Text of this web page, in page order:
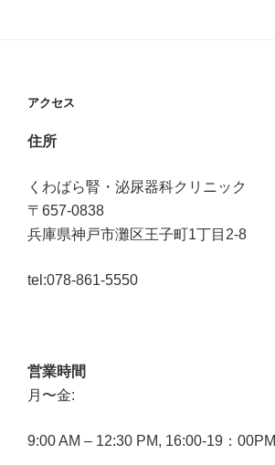
ゲ
ー
シ
ョ
アクセス
住所
くわばら腎・泌尿器科クリニック
〒657-0838
兵庫県神戸市灘区王子町1丁目2-8
tel:078-861-5550
営業時間
月〜金:
9:00 AM – 12:30 PM, 16:00-19：00PM